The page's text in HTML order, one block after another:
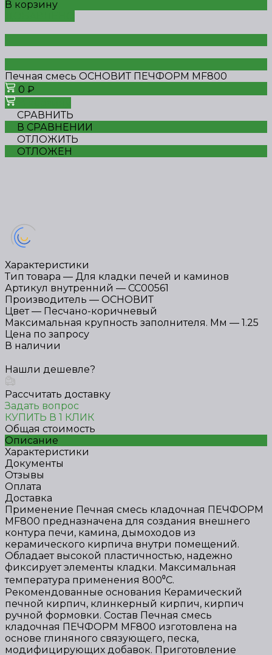
В корзину
Печная смесь ОСНОВИТ ПЕЧФОРМ MF800
0 ₽
СРАВНИТЬ
В СРАВНЕНИИ
ОТЛОЖИТЬ
ОТЛОЖЕН
Характеристики
Тип товара — Для кладки печей и каминов
Артикул внутренний — СС00561
Производитель — ОСНОВИТ
Цвет — Песчано-коричневый
Максимальная крупность заполнителя. Мм — 1.25
Цена по запросу
В наличии
Нашли дешевле?
Рассчитать доставку
Задать вопрос
КУПИТЬ В 1 КЛИК
Общая стоимость
Описание
Характеристики
Документы
Отзывы
Оплата
Доставка
Применение Печная смесь кладочная ПЕЧФОРМ
МF800 предназначена для создания внешнего
контура печи, камина, дымоходов из
керамического кирпича внутри помещений.
Обладает высокой пластичностью, надежно
фиксирует элементы кладки. Максимальная
температура применения 800⁰С.
Рекомендованные основания Керамический
печной кирпич, клинкерный кирпич, кирпич
ручной формовки. Состав Печная смесь
кладочная ПЕЧФОРМ МF800 изготовлена на
основе глиняного связующего, песка,
модифицирующих добавок. Приготовление